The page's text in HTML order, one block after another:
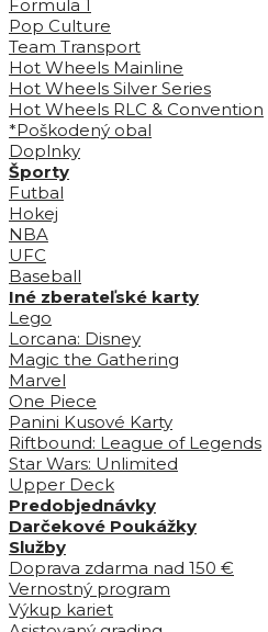
Formula 1
Pop Culture
Team Transport
Hot Wheels Mainline
Hot Wheels Silver Series
Hot Wheels RLC & Convention
*Poškodený obal
Doplnky
Športy
Futbal
Hokej
NBA
UFC
Baseball
Iné zberateľské karty
Lego
Lorcana: Disney
Magic the Gathering
Marvel
One Piece
Panini Kusové Karty
Riftbound: League of Legends
Star Wars: Unlimited
Upper Deck
Predobjednávky
Darčekové Poukážky
Služby
Doprava zdarma nad 150 €
Vernostný program
Výkup kariet